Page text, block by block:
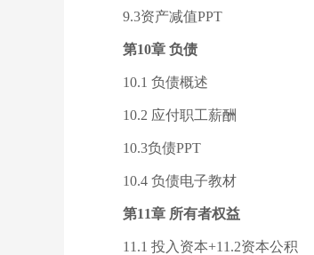
9.3资产减值PPT
第10章 负债
10.1 负债概述
10.2 应付职工薪酬
10.3负债PPT
10.4 负债电子教材
第11章 所有者权益
11.1 投入资本+11.2资本公积